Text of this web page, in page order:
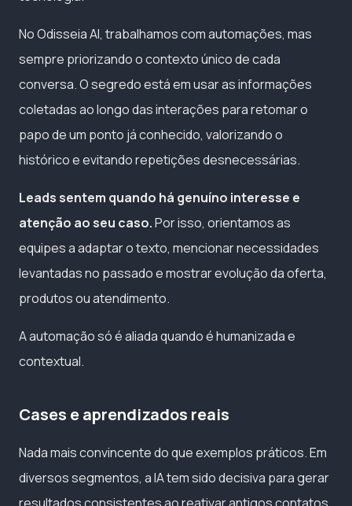
No Odisseia AI, trabalhamos com automações, mas
sempre priorizando o contexto único de cada
conversa. O segredo está em usar as informações
coletadas ao longo das interações para retomar o
papo de um ponto já conhecido, valorizando o
histórico e evitando repetições desnecessárias.
Leads sentem quando há genuíno interesse e
atenção ao seu caso.Por isso, orientamos as
equipes a adaptar o texto, mencionar necessidades
levantadas no passado e mostrar evolução da oferta,
produtos ou atendimento.
A automação só é aliada quando é humanizada e
contextual.
Cases e aprendizados reais
Nada mais convincente do que exemplos práticos. Em
diversos segmentos, a IA tem sido decisiva para gerar
resultados consistentes ao reativar antigos contatos,